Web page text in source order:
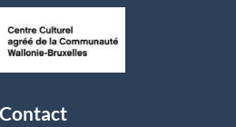
Contact